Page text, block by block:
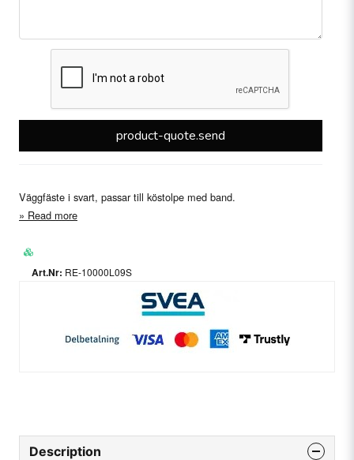
product-quote.send
Väggfäste i svart, passar till köstolpe med band.
Read more
RE-10000L09S
Description